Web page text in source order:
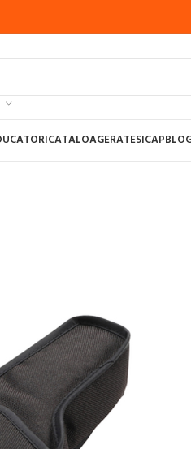
CATALOAGERATESICAP